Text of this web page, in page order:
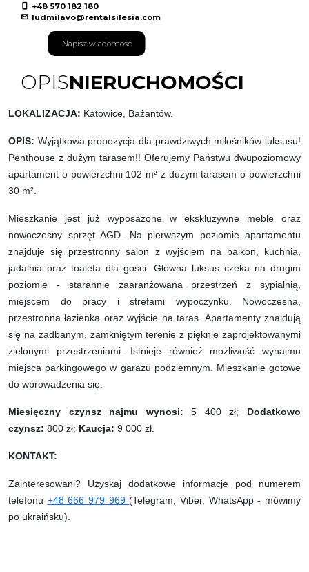
+48 570 182 180
ludmilavo@rentalsilesia.com
Napisz wiadomość
OPISNIERUCHOMOŚCI
LOKALIZACJA: Katowice, Bażantów.
OPIS: Wyjątkowa propozycja dla prawdziwych miłośników luksusu!
Penthouse z dużym tarasem!! Oferujemy Państwu dwupoziomowy
apartament o powierzchni 102 m² z dużym tarasem o powierzchni
30 m².
Mieszkanie jest już wyposażone w ekskluzywne meble oraz
nowoczesny sprzęt AGD. Na pierwszym poziomie apartamentu
znajduje się przestronny salon z wyjściem na balkon, kuchnia,
jadalnia oraz toaleta dla gości. Główna luksus czeka na drugim
poziomie - starannie zaaranżowana przestrzeń z sypialnią,
miejscem do pracy i strefami wypoczynku. Nowoczesna,
przestronna łazienka oraz wyjście na taras. Apartamenty znajdują
się na zadbanym, zamkniętym terenie z pięknie zaprojektowanymi
zielonymi przestrzeniami. Istnieje również możliwość wynajmu
miejsca parkingowego w garażu podziemnym. Mieszkanie gotowe
do wprowadzenia się.
Miesięczny czynsz najmu wynosi: 5 400 zł; Dodatkowo
czynsz: 800 zł; Kaucja: 9 000 zł.
KONTAKT:
Zainteresowani? Uzyskaj dodatkowe informacje pod numerem
telefonu +48 666 979 969(Telegram, Viber, WhatsApp - mówimy
po ukraińsku).